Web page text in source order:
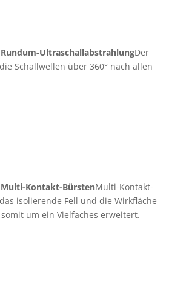
Rundum-UltraschallabstrahlungDer
Schallwellen über 360° nach allen
Multi-Kontakt-BürstenMulti-Kontakt-
isolierende Fell und die Wirkfläche
um ein Vielfaches erweitert.